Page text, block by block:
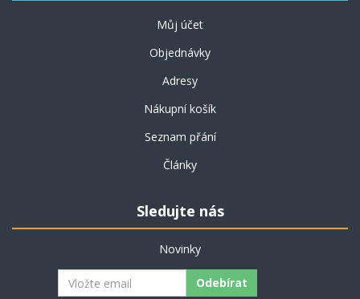
Můj účet
Objednávky
Adresy
Nákupní košík
Seznam přání
Články
Sledujte nás
Novinky
Odebírat